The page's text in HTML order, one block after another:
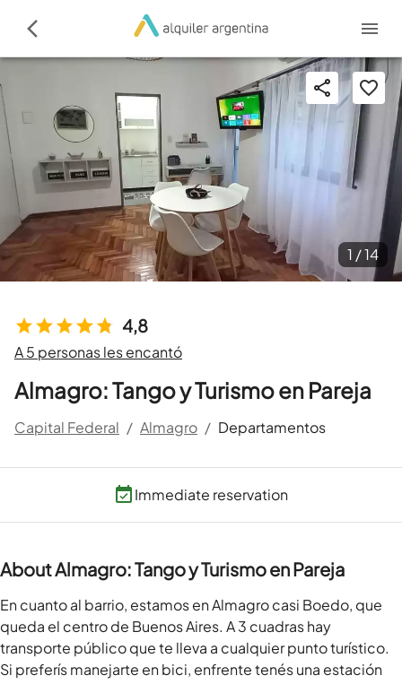
4,8
A 5 personas les encantó
Almagro: Tango y Turismo en Pareja
Capital Federal / Almagro / Departamentos
1 /14
Immediate reservation
About Almagro: Tango y Turismo en Pareja
En cuanto al barrio, estamos en Almagro casi Boedo, que
queda el centro de Buenos Aires. A 3 cuadras hay
transporte público que te lleva a cualquier punto turístico.
Si preferís manejarte en bici, enfrente tenés una estación